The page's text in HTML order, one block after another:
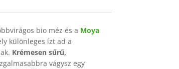
bio méz és a Moya
különleges ízt ad a
Krémesen sűrű,
vágysz egy